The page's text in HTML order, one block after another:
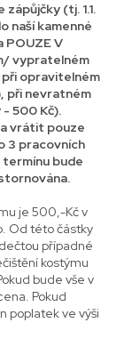
(tj. 1.1.
naší kamenné
POUZE V
vypratelném
při opravitelném
při nevratném
500 Kč).
vrátit pouze
3 pracovních
bude
je 500,-Kč v
Od této částky
případné
kostýmu
bude vše v
Pokud
poplatek ve výši